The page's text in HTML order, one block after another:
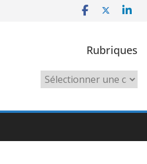
Rubriques
Rubriques